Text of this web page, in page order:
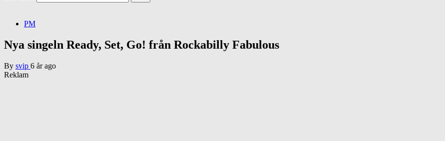
PM
Nya singeln Ready, Set, Go! från Rockabilly Fabulous
By svip 6 år ago
Reklam